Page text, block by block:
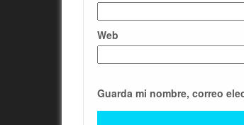
Web
Guarda mi nombre, correo